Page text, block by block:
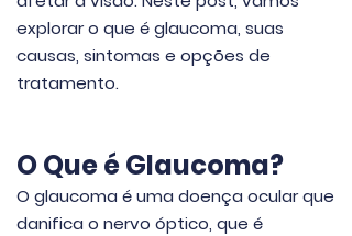
explorar o que é glaucoma, suas
causas, sintomas e opções de
tratamento.
O Que é Glaucoma?
O glaucoma é uma doença ocular que
danifica o nervo óptico, que é